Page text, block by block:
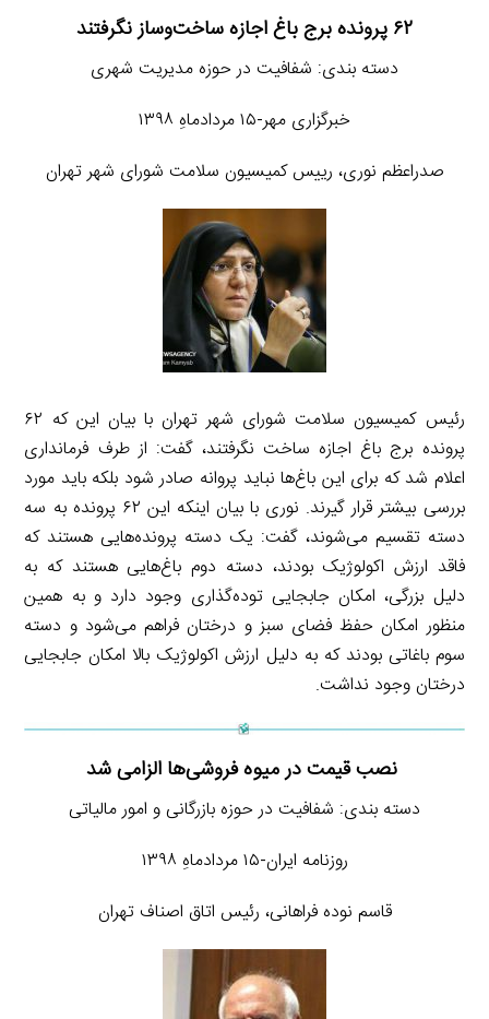
۶۲ پرونده برج باغ اجازه ساخت‌وساز نگرفتند
دسته بندی: شفافیت در حوزه مدیریت شهری
خبرگزاری مهر-۱۵ مردادماهِ ۱۳۹۸
صدراعظم نوری، رییس کمیسیون سلامت شورای شهر تهران
رئیس کمیسیون سلامت شورای شهر تهران با بیان این که ۶۲
پرونده برج باغ اجازه ساخت نگرفتند، گفت: از طرف فرمانداری
اعلام شد که برای این باغ‌ها نباید پروانه صادر شود بلکه باید مورد
بررسی بیشتر قرار گیرند. نوری با بیان اینکه این ۶۲ پرونده به سه
دسته تقسیم می‌شوند، گفت: یک دسته پرونده‌هایی هستند که
فاقد ارزش اکولوژیک بودند، دسته دوم باغ‌هایی هستند که به
دلیل بزرگی، امکان جابجایی توده‌گذاری وجود دارد و به همین
منظور امکان حفظ فضای سبز و درختان فراهم می‌شود و دسته
سوم باغاتی بودند که به دلیل ارزش اکولوژیک بالا امکان جابجایی
درختان وجود نداشت.
نصب قیمت در میوه فروشی‌ها الزامی شد
دسته بندی: شفافیت در حوزه بازرگانی و امور مالیاتی
روزنامه ایران-۱۵ مردادماهِ ۱۳۹۸
قاسم نوده فراهانی، رئیس اتاق اصناف تهران